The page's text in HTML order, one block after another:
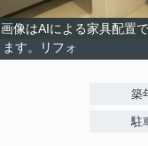
像はAIによる家具配置
す。リフォ
築
駐